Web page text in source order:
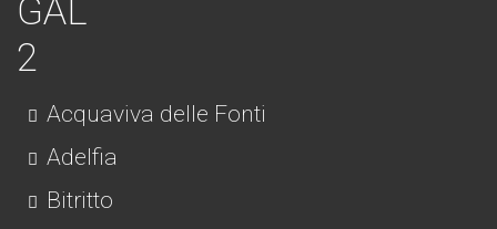
Acquaviva delle Fonti
Adelfia
Bitritto